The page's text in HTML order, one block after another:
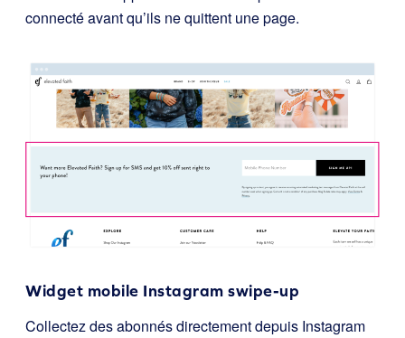
connecté avant qu’ils ne quittent une page.
Widget mobile Instagram swipe-up
Collectez des abonnés directement depuis Instagram